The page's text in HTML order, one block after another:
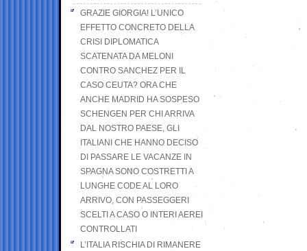
GRAZIE GIORGIA! L’UNICO
EFFETTO CONCRETO DELLA
CRISI DIPLOMATICA
SCATENATA DA MELONI
CONTRO SANCHEZ PER IL
CASO CEUTA? ORA CHE
ANCHE MADRID HA SOSPESO
SCHENGEN PER CHI ARRIVA
DAL NOSTRO PAESE, GLI
ITALIANI CHE HANNO DECISO
DI PASSARE LE VACANZE IN
SPAGNA SONO COSTRETTI A
LUNGHE CODE AL LORO
ARRIVO, CON PASSEGGERI
SCELTI A CASO O INTERI AEREI
CONTROLLATI
L’ITALIA RISCHIA DI RIMANERE